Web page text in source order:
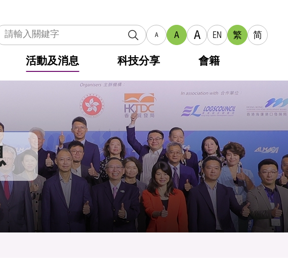
A A A EN 繁 简
活動及消息 科技分享 會籍